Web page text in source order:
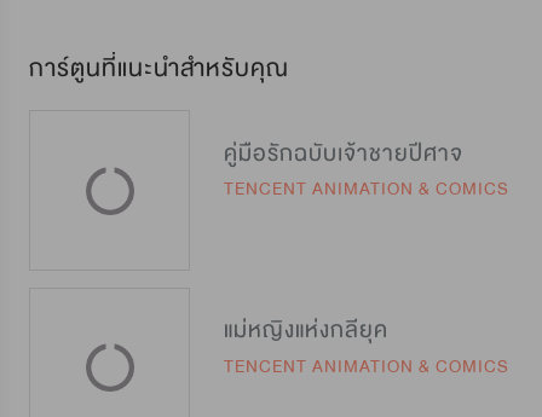
การ์ตูนที่แนะนำสำหรับคุณ
คู่มือรักฉบับเจ้าชายปีศาจ
TENCENT ANIMATION & COMICS
แม่หญิงแห่งกลียุค
TENCENT ANIMATION & COMICS